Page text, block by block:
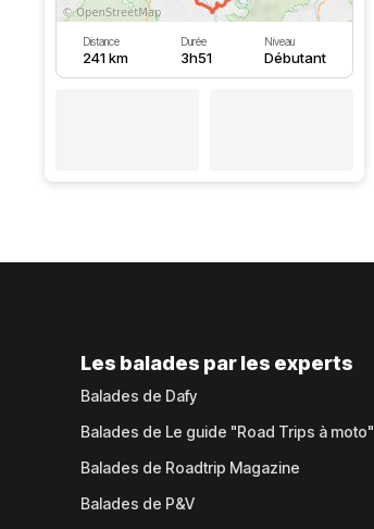
Distance
241 km
Durée
3h51
Niveau
Débutant
Les balades par les experts
Balades de Dafy
Balades de Le guide "Road Trips à moto"
Balades de Roadtrip Magazine
Balades de P&V